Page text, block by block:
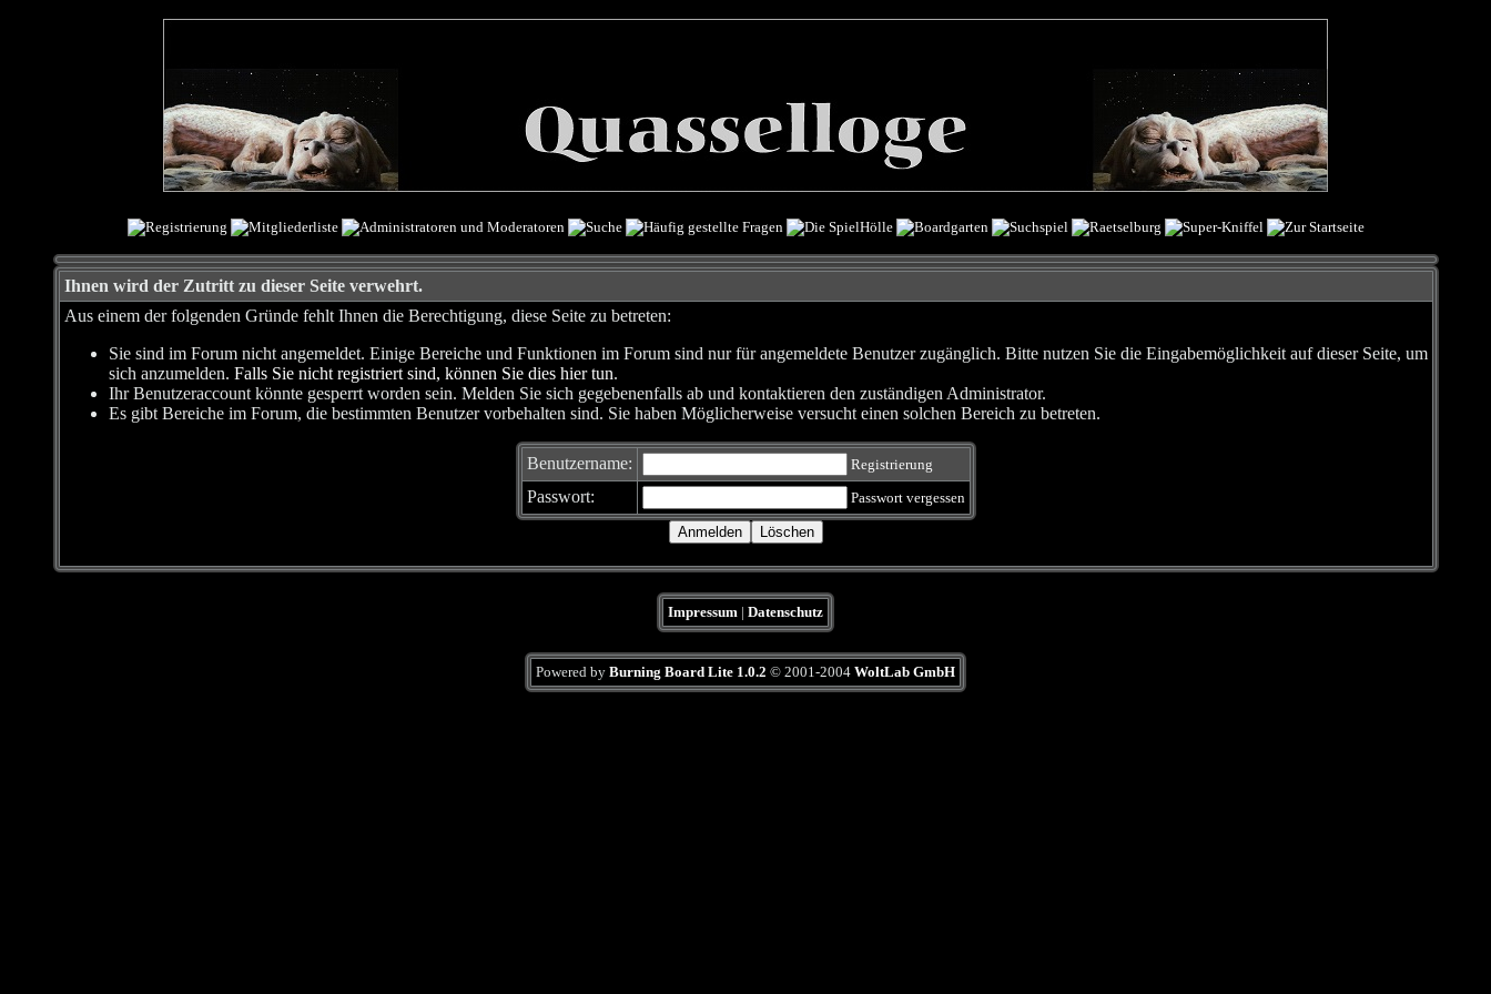
Ihnen wird der Zutritt zu dieser Seite verwehrt.
Aus einem der folgenden Gründe fehlt Ihnen die Berechtigung, diese Seite zu betreten:
Sie sind im Forum nicht angemeldet. Einige Bereiche und Funktionen im Forum sind nur für angemeldete Benutzer zugänglich. Bitte nutzen Sie die Eingabemöglichkeit auf dieser Seite, um
sich anzumelden. Falls Sie nicht registriert sind, können Sie dies hier tun.
Ihr Benutzeraccount könnte gesperrt worden sein. Melden Sie sich gegebenenfalls ab und kontaktieren den zuständigen Administrator.
Es gibt Bereiche im Forum, die bestimmten Benutzer vorbehalten sind. Sie haben Möglicherweise versucht einen solchen Bereich zu betreten.
Benutzername: Registrierung
Passwort: Passwort vergessen
Impressum | Datenschutz
Powered by Burning Board Lite 1.0.2 © 2001-2004 WoltLab GmbH